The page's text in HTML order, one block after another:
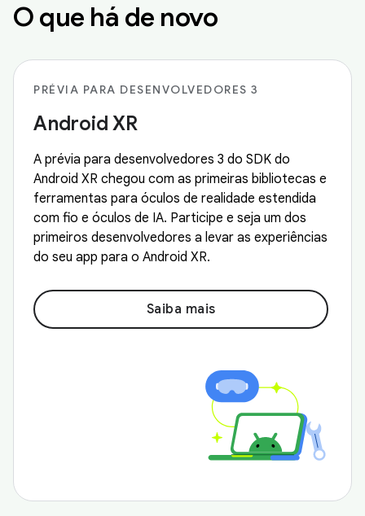
O que há de novo
PRÉVIA PARA DESENVOLVEDORES 3
Android XR
A prévia para desenvolvedores 3 do SDK do
Android XR chegou com as primeiras bibliotecas e
ferramentas para óculos de realidade estendida
com fio e óculos de IA. Participe e seja um dos
primeiros desenvolvedores a levar as experiências
do seu app para o Android XR.
Saiba mais